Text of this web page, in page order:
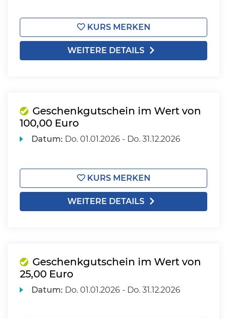
KURS MERKEN
WEITERE DETAILS
Geschenkgutschein im Wert von
100,00 Euro
Datum: Do. 01.01.2026 - Do. 31.12.2026
KURS MERKEN
WEITERE DETAILS
Geschenkgutschein im Wert von
25,00 Euro
Datum: Do. 01.01.2026 - Do. 31.12.2026